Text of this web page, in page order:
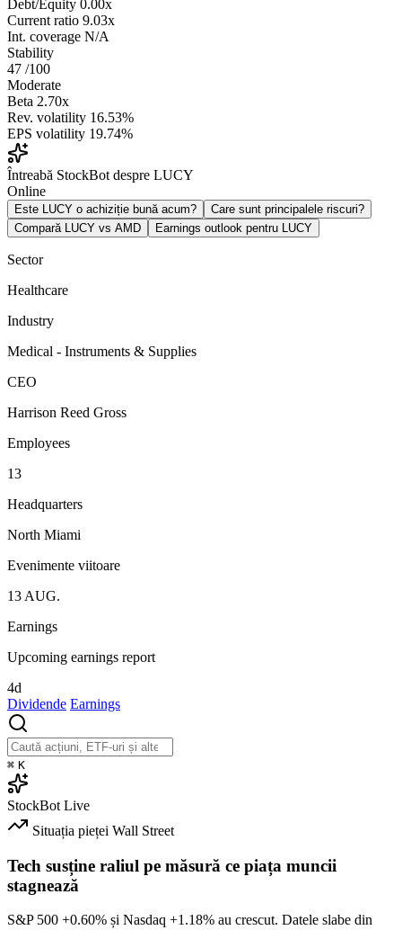
Debt/Equity 0.00x
Current ratio 9.03x
Int. coverage N/A
Stability
47 /100
Moderate
Beta 2.70x
Rev. volatility 16.53%
EPS volatility 19.74%
Întreabă StockBot despre LUCY
Online
Este LUCY o achiziție bună acum?
Care sunt principalele riscuri?
Compară LUCY vs AMD
Earnings outlook pentru LUCY
Sector
Healthcare
Industry
Medical - Instruments & Supplies
CEO
Harrison Reed Gross
Employees
13
Headquarters
North Miami
Evenimente viitoare
13 AUG.
Earnings
Upcoming earnings report
4d
Dividende Earnings
⌘ K
StockBot Live
Situația pieței Wall Street
Tech susține raliul pe măsură ce piața muncii
stagnează
S&P 500 +0.60% și Nasdaq +1.18% au crescut. Datele slabe din